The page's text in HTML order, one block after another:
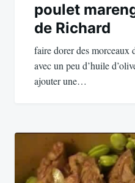
l’article
poulet
de Richard
faire dorer des morceaux
avec un peu d’huile
ajouter une…